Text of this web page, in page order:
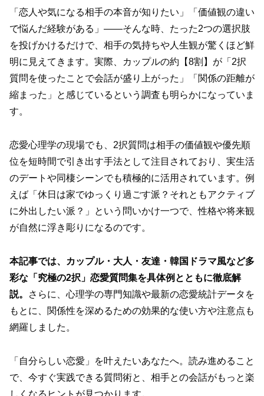
「恋人や気になる相手の本音が知りたい」「価値観の違い
で悩んだ経験がある」——そんな時、たった2つの選択肢
を投げかけるだけで、相手の気持ちや人生観が驚くほど鮮
明に見えてきます。実際、カップルの約【8割】が「2択
質問を使ったことで会話が盛り上がった」「関係の距離が
縮まった」と感じているという調査も明らかになっていま
す。
恋愛心理学の現場でも、2択質問は相手の価値観や優先順
位を短時間で引き出す手法として注目されており、実生活
のデートや同棲シーンでも積極的に活用されています。例
えば「休日は家でゆっくり過ごす派？それともアクティブ
に外出したい派？」という問いかけ一つで、性格や将来観
が自然に浮き彫りになるのです。
本記事では、カップル・大人・友達・韓国ドラマ風など多
彩な「究極の2択」恋愛質問集を具体例とともに徹底解
説。
さらに、心理学の専門知識や最新の恋愛統計データを
もとに、関係性を深めるための効果的な使い方や注意点も
網羅しました。
「自分らしい恋愛」を叶えたいあなたへ。読み進めること
で、今すぐ実践できる質問術と、相手との会話がもっと楽
しくなるヒントが見つかります。